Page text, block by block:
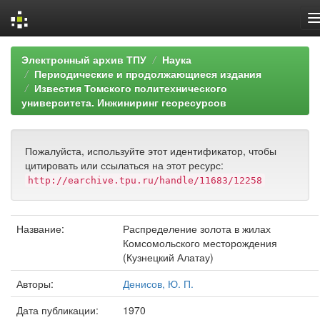
Skip
navigation
Электронный архив ТПУ
Наука
Периодические и продолжающиеся издания
Известия Томского политехнического
университета. Инжиниринг георесурсов
Пожалуйста, используйте этот идентификатор, чтобы
цитировать или ссылаться на этот ресурс:
http://earchive.tpu.ru/handle/11683/12258
Название:
Распределение золота в жилах
Комсомольского месторождения
(Кузнецкий Алатау)
Авторы:
Денисов, Ю. П.
Дата публикации:
1970